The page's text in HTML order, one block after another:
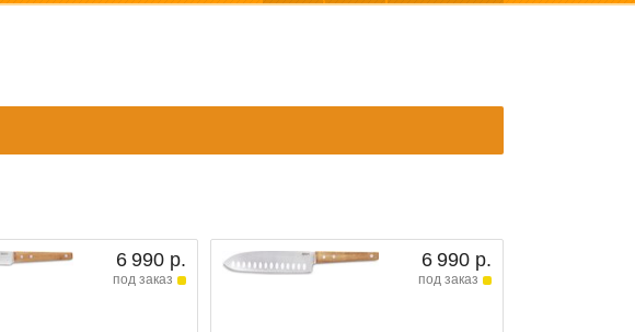
6 990 р.
под заказ
6 990 р.
под заказ